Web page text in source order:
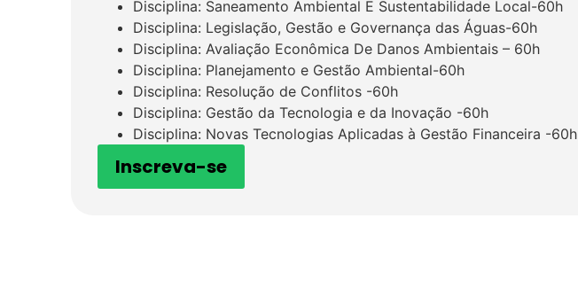
Disciplina: Saneamento Ambiental E Sustentabilidade Local-60h
Disciplina: Legislação, Gestão e Governança das Águas-60h
Disciplina: Avaliação Econômica De Danos Ambientais – 60h
Disciplina: Planejamento e Gestão Ambiental-60h
Disciplina: Resolução de Conflitos -60h
Disciplina: Gestão da Tecnologia e da Inovação -60h
Disciplina: Novas Tecnologias Aplicadas à Gestão Financeira -60h
Inscreva-se